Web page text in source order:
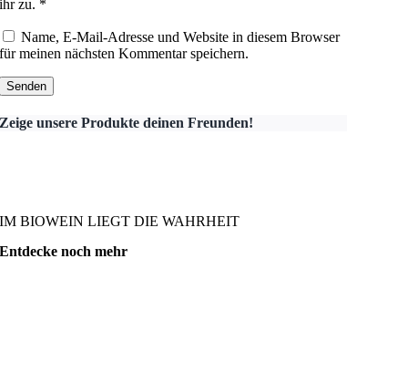
ihr zu. *
Name, E-Mail-Adresse und Website in diesem Browser
für meinen nächsten Kommentar speichern.
Zeige unsere Produkte deinen Freunden!
IM BIOWEIN LIEGT DIE WAHRHEIT
Entdecke noch mehr